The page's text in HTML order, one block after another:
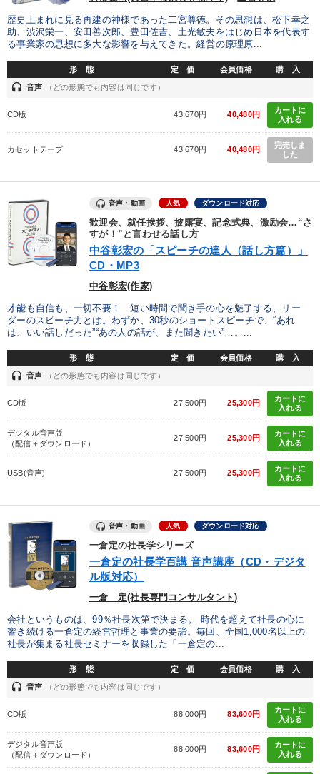
歴史上まれに見る再建の神様であった二宮尊徳。その思想は、松下幸之
助、渋沢栄一、安田善次郎、豊田佐吉、土光敏夫をはじめ日本を代表す
る事業家の思想に多大な影響を与えてきた。経営の原理原...
形 態 定 価 会員価格 購 入
headset 音声 （どの形態でも内容は同じです）
CD版 43,670円 40,480円
カートに
入れる
カセットテープ 43,670円 40,480円
完売しま
した
音声・動画 人気 ダウンロード対応
歓迎会、就任挨拶、披露宴、記念式典、激励会…“さ
すが！”と言わせる話し方
中谷彰宏の「スピーチの達人（話し方篇）」
CD・MP3
中谷彰宏(作家)
才能も自信も、一切不要！ 短い時間で聞き手の心を魅了する、リー
ダーのスピーチ力とは。わずか、30秒のショートスピーチで、“あれ
は、いい話しだった”“あの人の話が、また聞きたい”…。...
形 態 定 価 会員価格 購 入
headset 音声 （どの形態でも内容は同じです）
CD版 27,500円 25,300円
カートに
入れる
デジタル音声版
（配信＋ダウンロード）
27,500円 25,300円
カートに
入れる
USB(音声) 27,500円 25,300円
カートに
入れる
音声・動画 人気 ダウンロード対応
一倉定の社長学シリーズ
一倉定の社長学百講 音声講座（CD・デジタ
ル版対応）
一倉 定(社長専門コンサルタント)
会社というものは、99％社長次第で決まる。 時代を超えて社長の心に
響き続ける一倉定の経営哲理と事業の要諦。毎回、全国1,000名以上の
社長が集まる社長セミナーを収録した「一倉定の...
形 態 定 価 会員価格 購 入
headset 音声 （どの形態でも内容は同じです）
CD版 88,000円 83,600円
カートに
入れる
デジタル音声版
（配信＋ダウンロード）
88,000円 83,600円
カートに
入れる